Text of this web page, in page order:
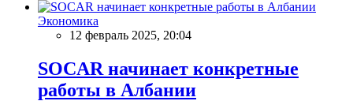
Экономика
12 февраль 2025, 20:04
SOCAR начинает конкретные
работы в Албании